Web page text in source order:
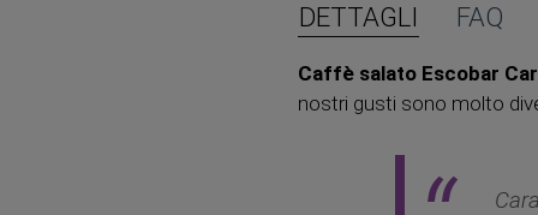
DETTAGLI
Caffè salato Escobar
nostri gusti sono molto
FAQ